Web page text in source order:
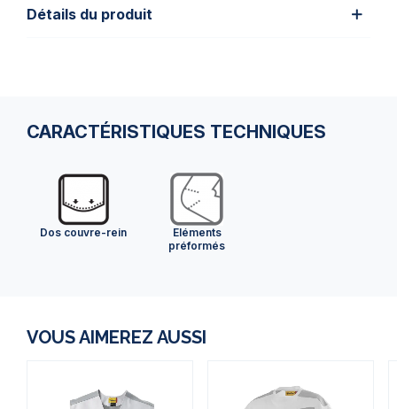
Détails du produit
CARACTÉRISTIQUES TECHNIQUES
Dos couvre-rein
Eléments
préformés
VOUS AIMEREZ AUSSI